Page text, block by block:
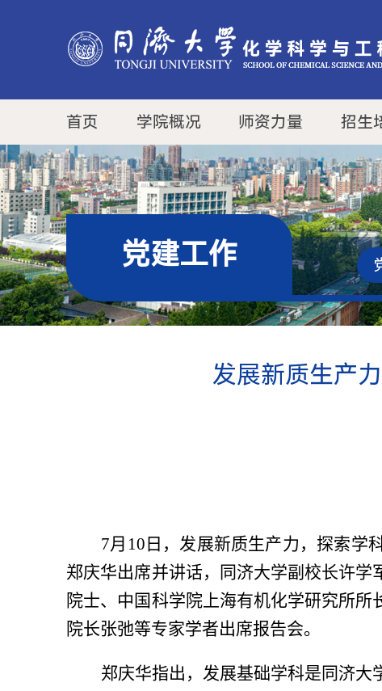
首页 学院概况 师资力量 招生
党建工作
发展新质生产
7月 10 日，发展新质生产力，探索学
郑庆华出席并讲话，同济大学副校长许
院士、中国科学院上海有机化学研究所
院长张弛等专家学者出席报告会。
郑庆华指出，发展基础学科是同济